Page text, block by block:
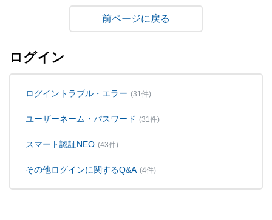
戻る
ログイン
ログイントラブル・エラー (31件)
ユーザーネーム・パスワード (31件)
スマート認証NEO (43件)
その他ログインに関するQ&A (4件)